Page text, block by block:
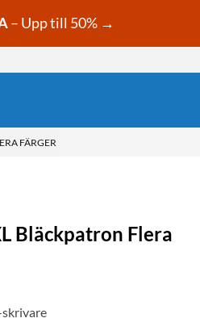
– Upp till 50% →
FÄRGER
Bläckpatron Flera